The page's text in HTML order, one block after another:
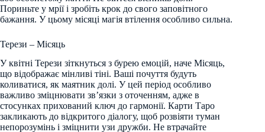
Пориньте у мрії і зробіть крок до свого заповітного
бажання. У цьому місяці магія втілення особливо сильна.
Терези – Місяць
У квітні Терези зіткнуться з бурею емоцій, наче Місяць,
що відображає мінливі тіні. Ваші почуття будуть
коливатися, як маятник долі. У цей період особливо
важливо зміцнювати зв’язки з оточенням, адже в
стосунках прихований ключ до гармонії. Карти Таро
закликають до відкритого діалогу, щоб розвіяти туман
непорозумінь і зміцнити узи дружби. Не втрачайте